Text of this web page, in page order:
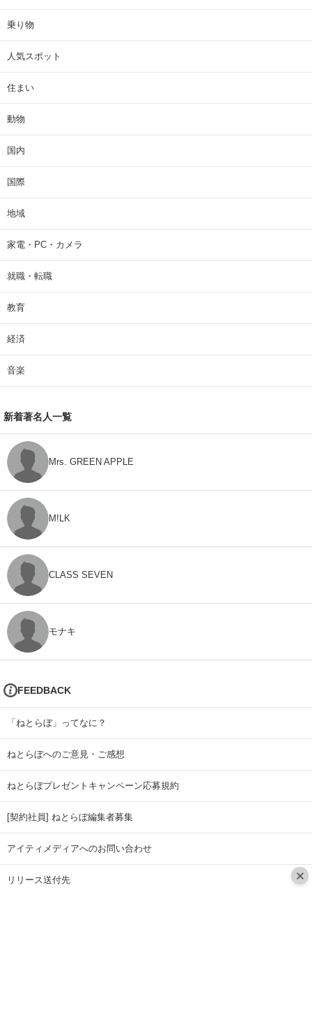
乗り物
人気スポット
住まい
動物
国内
国際
地域
家電・PC・カメラ
就職・転職
教育
経済
音楽
新着著名人一覧
Mrs. GREEN APPLE
M!LK
CLASS SEVEN
モナキ
FEEDBACK
「ねとらぼ」ってなに？
ねとらぼへのご意見・ご感想
ねとらぼプレゼントキャンペーン応募規約
[契約社員] ねとらぼ編集者募集
アイティメディアへのお問い合わせ
リリース送付先